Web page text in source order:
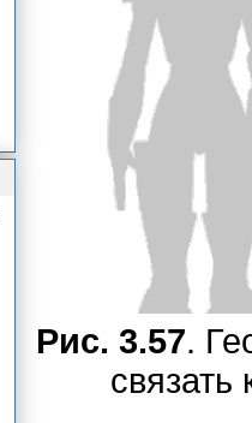
Рис. 3.57.
связать